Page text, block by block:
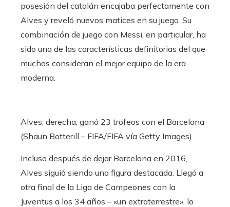
posesión del catalán encajaba perfectamente con
Alves y reveló nuevos matices en su juego. Su
combinación de juego con Messi, en particular, ha
sido una de las características definitorias del que
muchos consideran el mejor equipo de la era
moderna.
Alves, derecha, ganó 23 trofeos con el Barcelona
(Shaun Botterill – FIFA/FIFA vía Getty Images)
Incluso después de dejar Barcelona en 2016,
Alves siguió siendo una figura destacada. Llegó a
otra final de la Liga de Campeones con la
Juventus a los 34 años – «un extraterrestre», lo